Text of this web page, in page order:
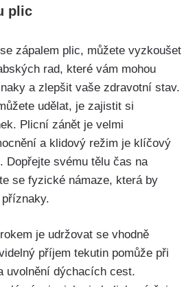
plic
zápalem plic,‌ můžete vyzkoušet
rad, ‌které ⁤vám mohou
‌a zlepšit vaše zdravotní stav.
udělat, je zajistit si
⁣Plicní zánět ‌je velmi
a klidový režim je klíčový
Dopřejte svému tělu čas na
se fyzické námaze, která by
je udržovat se vhodně
‌příjem tekutin pomůže ‍při
uvolnění ⁤dýchacích cest.